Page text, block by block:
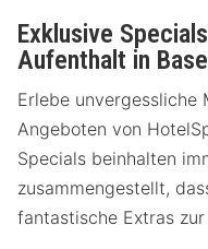
Exklusive
Aufenthalt in
Erlebe unvergessliche
Angeboten von
Specials beinhalten
zusammengestellt,
fantastische Extras